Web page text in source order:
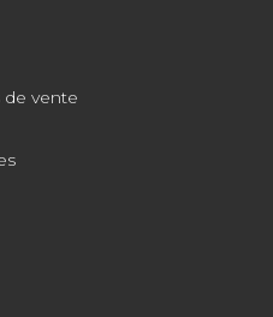
de vente